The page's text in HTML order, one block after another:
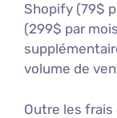
Shopify (79$
(299$ par
volume de
Outre les frais